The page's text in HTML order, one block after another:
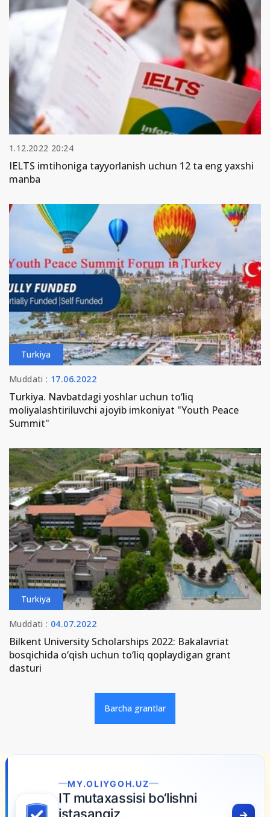
1.12.2022 20:24
IELTS imtihoniga tayyorlanish uchun 12 ta eng yaxshi
manba
Turkiya
Muddati : 17.06.2022
Turkiya. Navbatdagi yoshlar uchun to‘liq
moliyalashtiriluvchi ajoyib imkoniyat "Youth Peace
Summit"
Turkiya
Muddati : 04.07.2022
Bilkent University Scholarships 2022: Bakalavriat
bosqichida o‘qish uchun to‘liq qoplaydigan grant
dasturi
Barcha grantlar
MY.OLIYGOH.UZ
IT mutaxassisi bo‘lishni
istasangiz,